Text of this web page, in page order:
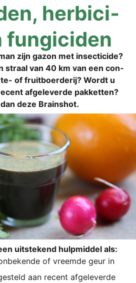
her­bici­
fungiciden
zijn gazon met insec­ti­ci­de?
str­a­al van 40 km van een con­
of fruit­boer­de­rij? Wordt u
afge­le­ver­de pak­ket­ten?
deze Brainshot.
uit­s­te­kend hulp­mid­del als:
of vreem­de geur in
aan recent afge­le­ver­de